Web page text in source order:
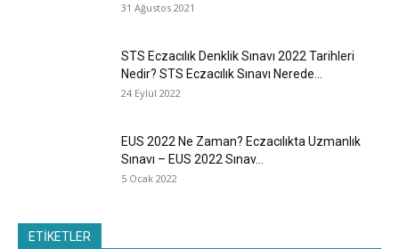
31 Ağustos 2021
STS Eczacılık Denklik Sınavı 2022 Tarihleri
Nedir? STS Eczacılık Sınavı Nerede...
24 Eylül 2022
EUS 2022 Ne Zaman? Eczacılıkta Uzmanlık
Sınavı – EUS 2022 Sınav...
5 Ocak 2022
ETİKETLER